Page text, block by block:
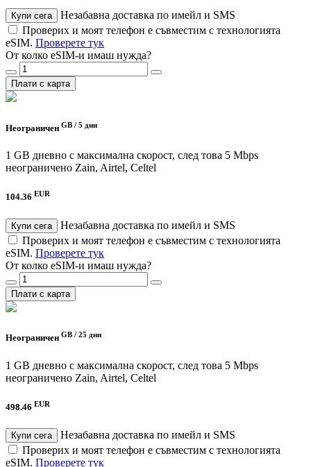
Купи сега
Незабавна доставка по имейл и SMS
Проверих и моят телефон е съвместим с технологията
eSIM. Проверете тук
От колко eSIM-и имаш нужда?
Плати с карта
Неограничен GB / 5 дни
1 GB дневно с максимална скорост, след това 5 Mbps
неограничено Zain, Airtel, Celtel
104.36 EUR
Купи сега
Незабавна доставка по имейл и SMS
Проверих и моят телефон е съвместим с технологията
eSIM. Проверете тук
От колко eSIM-и имаш нужда?
Плати с карта
Неограничен GB / 25 дни
1 GB дневно с максимална скорост, след това 5 Mbps
неограничено Zain, Airtel, Celtel
498.46 EUR
Купи сега
Незабавна доставка по имейл и SMS
Проверих и моят телефон е съвместим с технологията
eSIM. Проверете тук